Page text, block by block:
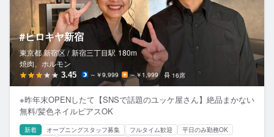
#ヒロキヤ新宿
東京都 新宿区 / 新宿三丁目駅 180m
焼肉、ホルモン
3.45 ～￥9,999 ～￥1,999 16席
※昨年末OPENしたて【SNSで話題のユッケ屋さん】絶品まかない
無料/髪色ネイルピアスOK
新着 オープニングスタッフ募集 フルタイム歓迎
平日のみ勤務OK